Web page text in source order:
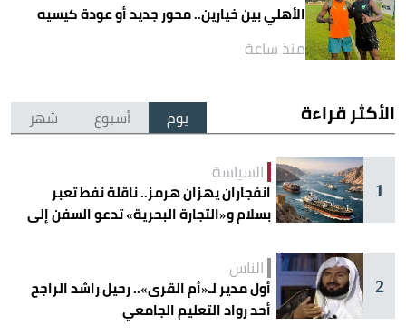
الأهلي بين خيارين.. محور جديد أو عودة كيسيه
منذ ساعة
الأكثر قراءة يوم أسبوع شهر
1
السياسة
انفجاران يهزان هرمز.. ناقلة نفط تعبر
بسلام و«التجارة البحرية» تدعو السفن إلى
2
الناس
أول مدير لـ«أم القرى».. رحيل راشد الراجح
أحد رواد التعليم الجامعي